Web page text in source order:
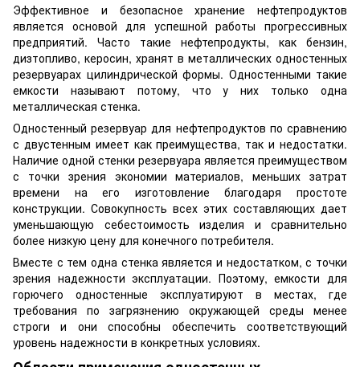
Эффективное и безопасное хранение нефтепродуктов
является основой для успешной работы прогрессивных
предприятий. Часто такие нефтепродукты, как бензин,
дизтопливо, керосин, хранят в металлических одностенных
резервуарах цилиндрической формы. Одностенными такие
емкости называют потому, что у них только одна
металлическая стенка.
Одностенный резервуар для нефтепродуктов по сравнению
с двустенным имеет как преимущества, так и недостатки.
Наличие одной стенки резервуара является преимуществом
с точки зрения экономии материалов, меньших затрат
времени на его изготовление благодаря простоте
конструкции. Совокупность всех этих составляющих дает
уменьшающую себестоимость изделия и сравнительно
более низкую цену для конечного потребителя.
Вместе с тем одна стенка является и недостатком, с точки
зрения надежности эксплуатации. Поэтому, емкости для
горючего одностенные эксплуатируют в местах, где
требования по загрязнению окружающей среды менее
строги и они способны обеспечить соответствующий
уровень надежности в конкретных условиях.